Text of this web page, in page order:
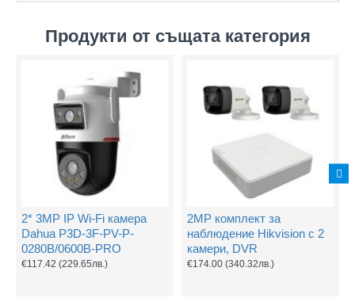
Продукти от същата категория
2* 3MP IP Wi-Fi камера
Dahua P3D-3F-PV-P-
0280B/0600B-PRO
€117.42 (229.65лв.)
2MP комплект за
наблюдение Hikvision с 2
камери, DVR
€174.00 (340.32лв.)